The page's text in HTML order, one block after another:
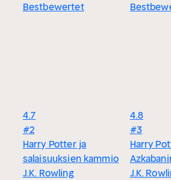
Bestbewertet
4.7
#2
Harry Potter ja
salaisuuksien kammio
J.K. Rowling
4.8
#3
Harry
J.K.